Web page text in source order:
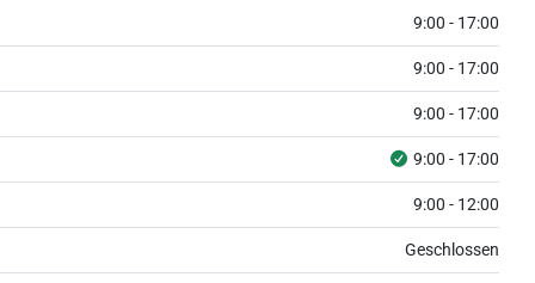
9:00 - 17:00
9:00 - 17:00
9:00 - 17:00
9:00 - 17:00
9:00 - 12:00
Geschlossen